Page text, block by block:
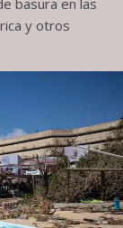
y otros